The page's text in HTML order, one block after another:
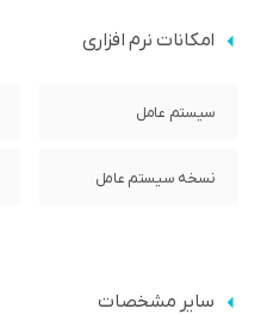
امکانات نرم افزاری
سیستم عامل
نسخه سیستم عامل
سایر مشخصات